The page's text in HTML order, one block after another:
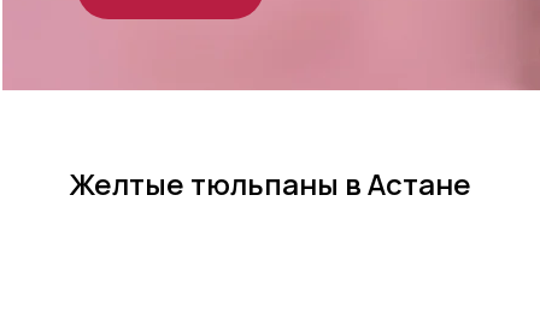
ПОВОД
Желтые тюльпаны в Астане